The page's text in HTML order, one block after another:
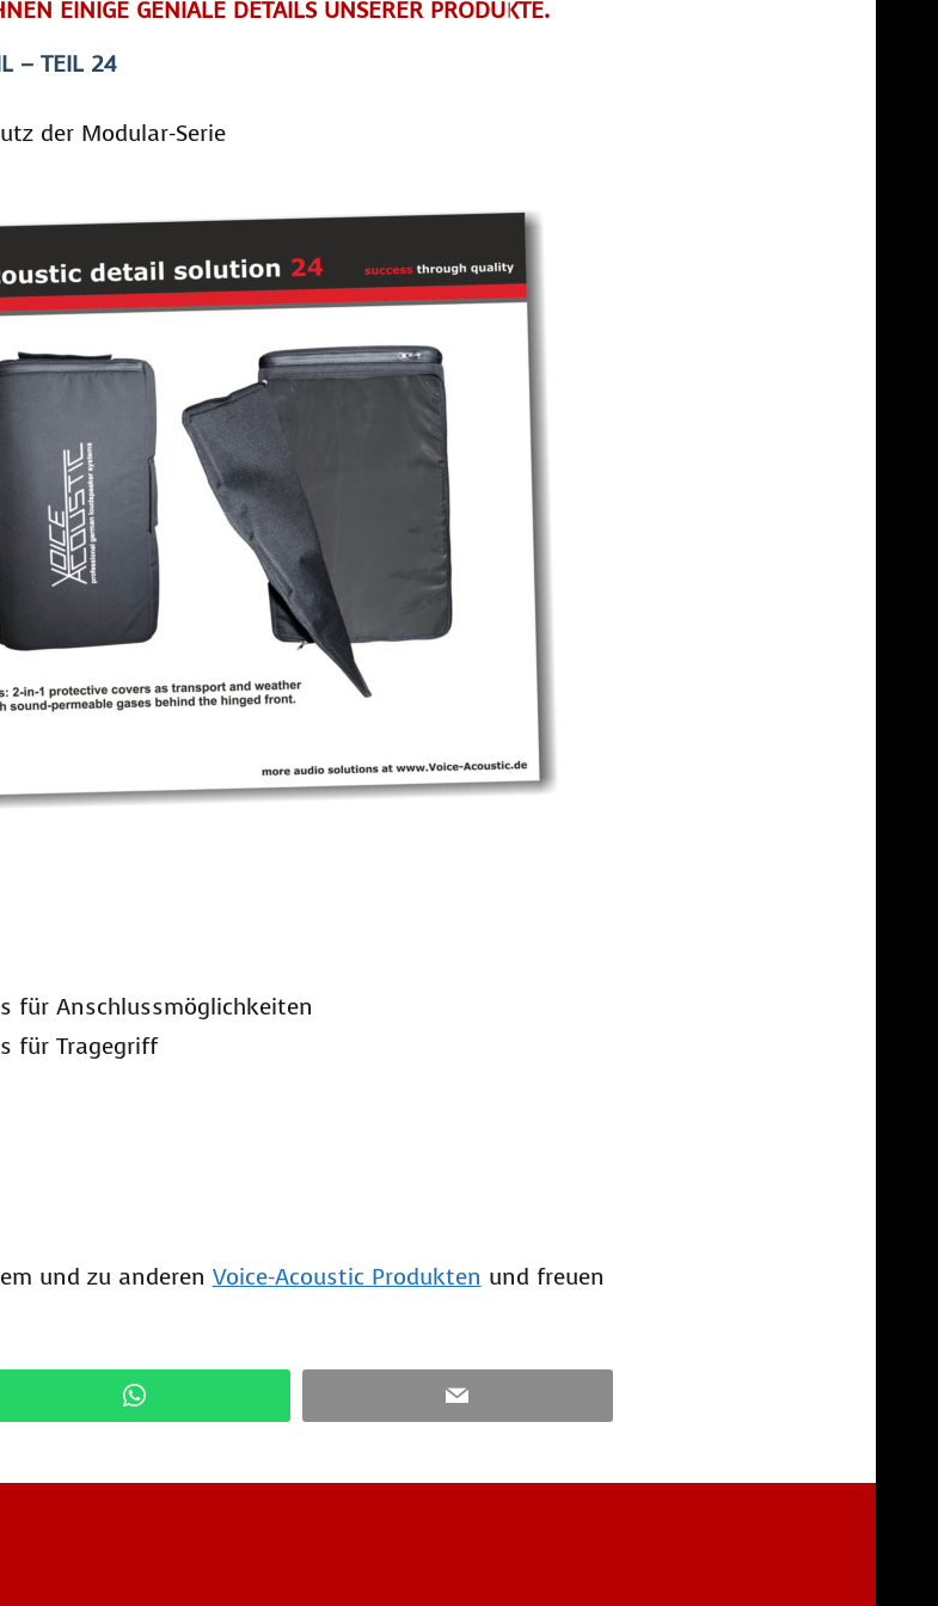
EINIGE GENIALE DETAILS UNSERER PRODUKTE.
– TEIL 24
der Modular-Serie
für Anschlussmöglichkeiten
für Tragegriff
und zu anderen Voice-Acoustic Produkten und freuen